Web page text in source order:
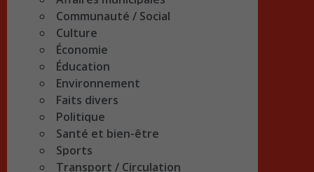
Communauté / Social
Culture
Économie
Éducation
Environnement
Faits divers
Politique
Santé et bien-être
Sports
Transport / Circulation